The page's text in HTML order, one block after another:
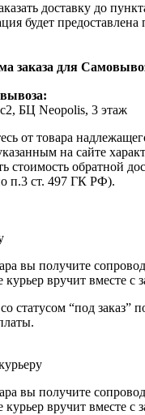
доставку до
будет
заказа для
БЦ Neopolis, 3 этаж
от товара
на сайте
стоимость обратной
п.3 ст. 497 ГК РФ).
вы получите
вручит вместе с
статусом “под заказ”
вы получите
вручит вместе с